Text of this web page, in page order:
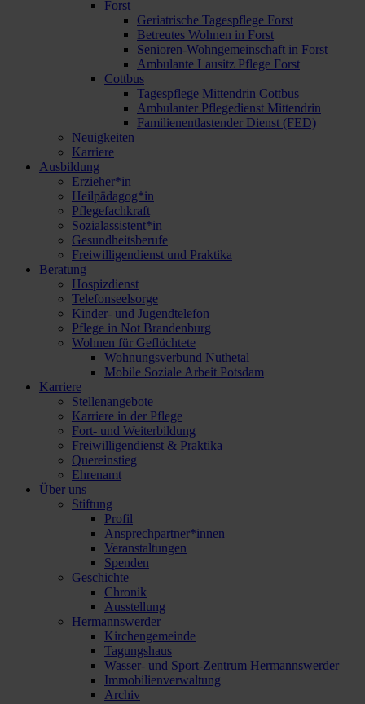
Forst
Geriatrische Tagespflege Forst
Betreutes Wohnen in Forst
Senioren-Wohngemeinschaft in Forst
Ambulante Lausitz Pflege Forst
Cottbus
Tagespflege Mittendrin Cottbus
Ambulanter Pflegedienst Mittendrin
Familienentlastender Dienst (FED)
Neuigkeiten
Karriere
Ausbildung
Erzieher*in
Heilpädagog*in
Pflegefachkraft
Sozialassistent*in
Gesundheitsberufe
Freiwilligendienst und Praktika
Beratung
Hospizdienst
Telefonseelsorge
Kinder- und Jugendtelefon
Pflege in Not Brandenburg
Wohnen für Geflüchtete
Wohnungsverbund Nuthetal
Mobile Soziale Arbeit Potsdam
Karriere
Stellenangebote
Karriere in der Pflege
Fort- und Weiterbildung
Freiwilligendienst & Praktika
Quereinstieg
Ehrenamt
Über uns
Stiftung
Profil
Ansprechpartner*innen
Veranstaltungen
Spenden
Geschichte
Chronik
Ausstellung
Hermannswerder
Kirchengemeinde
Tagungshaus
Wasser- und Sport-Zentrum Hermannswerder
Immobilienverwaltung
Archiv